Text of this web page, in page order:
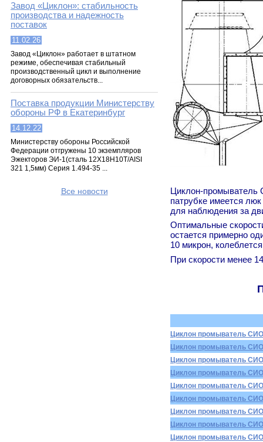
Завод «Циклон»: стабильность
производства и надежность
поставок
11.02.26
Завод «Циклон» работает в штатном
режиме, обеспечивая стабильный
производственный цикл и выполнение
договорных обязательств...
Поставка продукции Министерству
обороны РФ в Екатеринбург
14.12.22
Министерству обороны Российской
Федерации отгружены 10 экземпляров
Эжекторов ЭИ-1(сталь 12Х18Н10Т/AISI
321 1,5мм) Серия 1.494-35 ...
Все новости
Циклон-промыватель
патрубке имеется
для наблюдения за
Оптимальные
остается примерно
10 микрон,
При скорости менее
Циклон промыватель
Циклон промыватель
Циклон промыватель
Циклон промыватель
Циклон промыватель
Циклон промыватель
Циклон промыватель
Циклон промыватель
Циклон промыватель